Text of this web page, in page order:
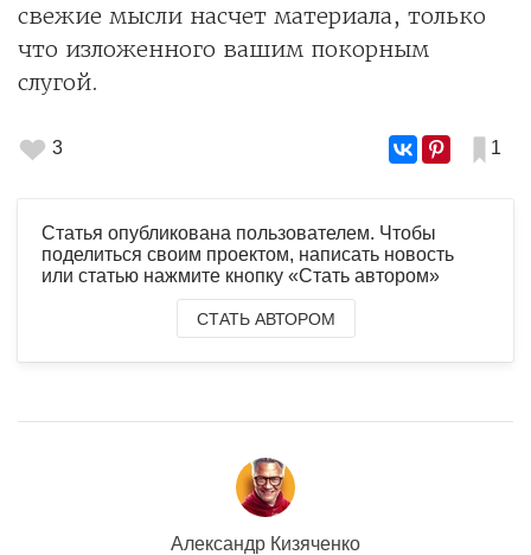
свежие мысли насчет материала, только
что изложенного вашим покорным
слугой.
3 1
Статья опубликована пользователем. Чтобы
поделиться своим проектом, написать новость
или статью нажмите кнопку «Стать автором»
СТАТЬ АВТОРОМ
Александр Кизяченко